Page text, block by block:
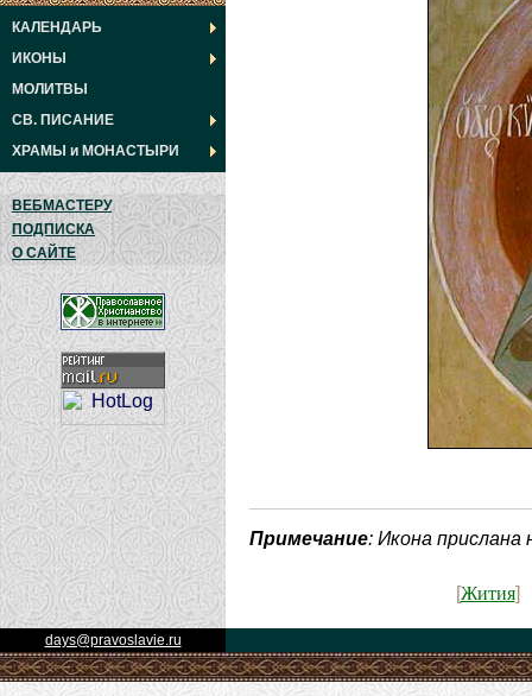
КАЛЕНДАРЬ
ИКОНЫ
МОЛИТВЫ
СВ. ПИСАНИЕ
ХРАМЫ и МОНАСТЫРИ
ВЕБМАСТЕРУ
ПОДПИСКА
О САЙТЕ
Примечание: Икона
[Жития]
days@pravoslavie.ru